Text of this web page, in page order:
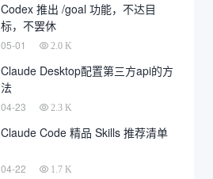
Codex 推出 /goal 功能，不达目
标，不罢休
05-01 2.0 K
Claude Desktop配置第三方api的方
法
04-23 2.3 K
Claude Code 精品 Skills 推荐清单
04-22 1.7 K